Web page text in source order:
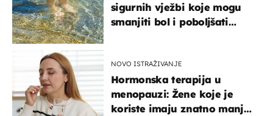
sigurnih vježbi koje mogu
smanjiti bol i poboljšati
NOVO ISTRAŽIVANJE
Hormonska terapija u
menopauzi: Žene koje je
koriste imaju znatno manji